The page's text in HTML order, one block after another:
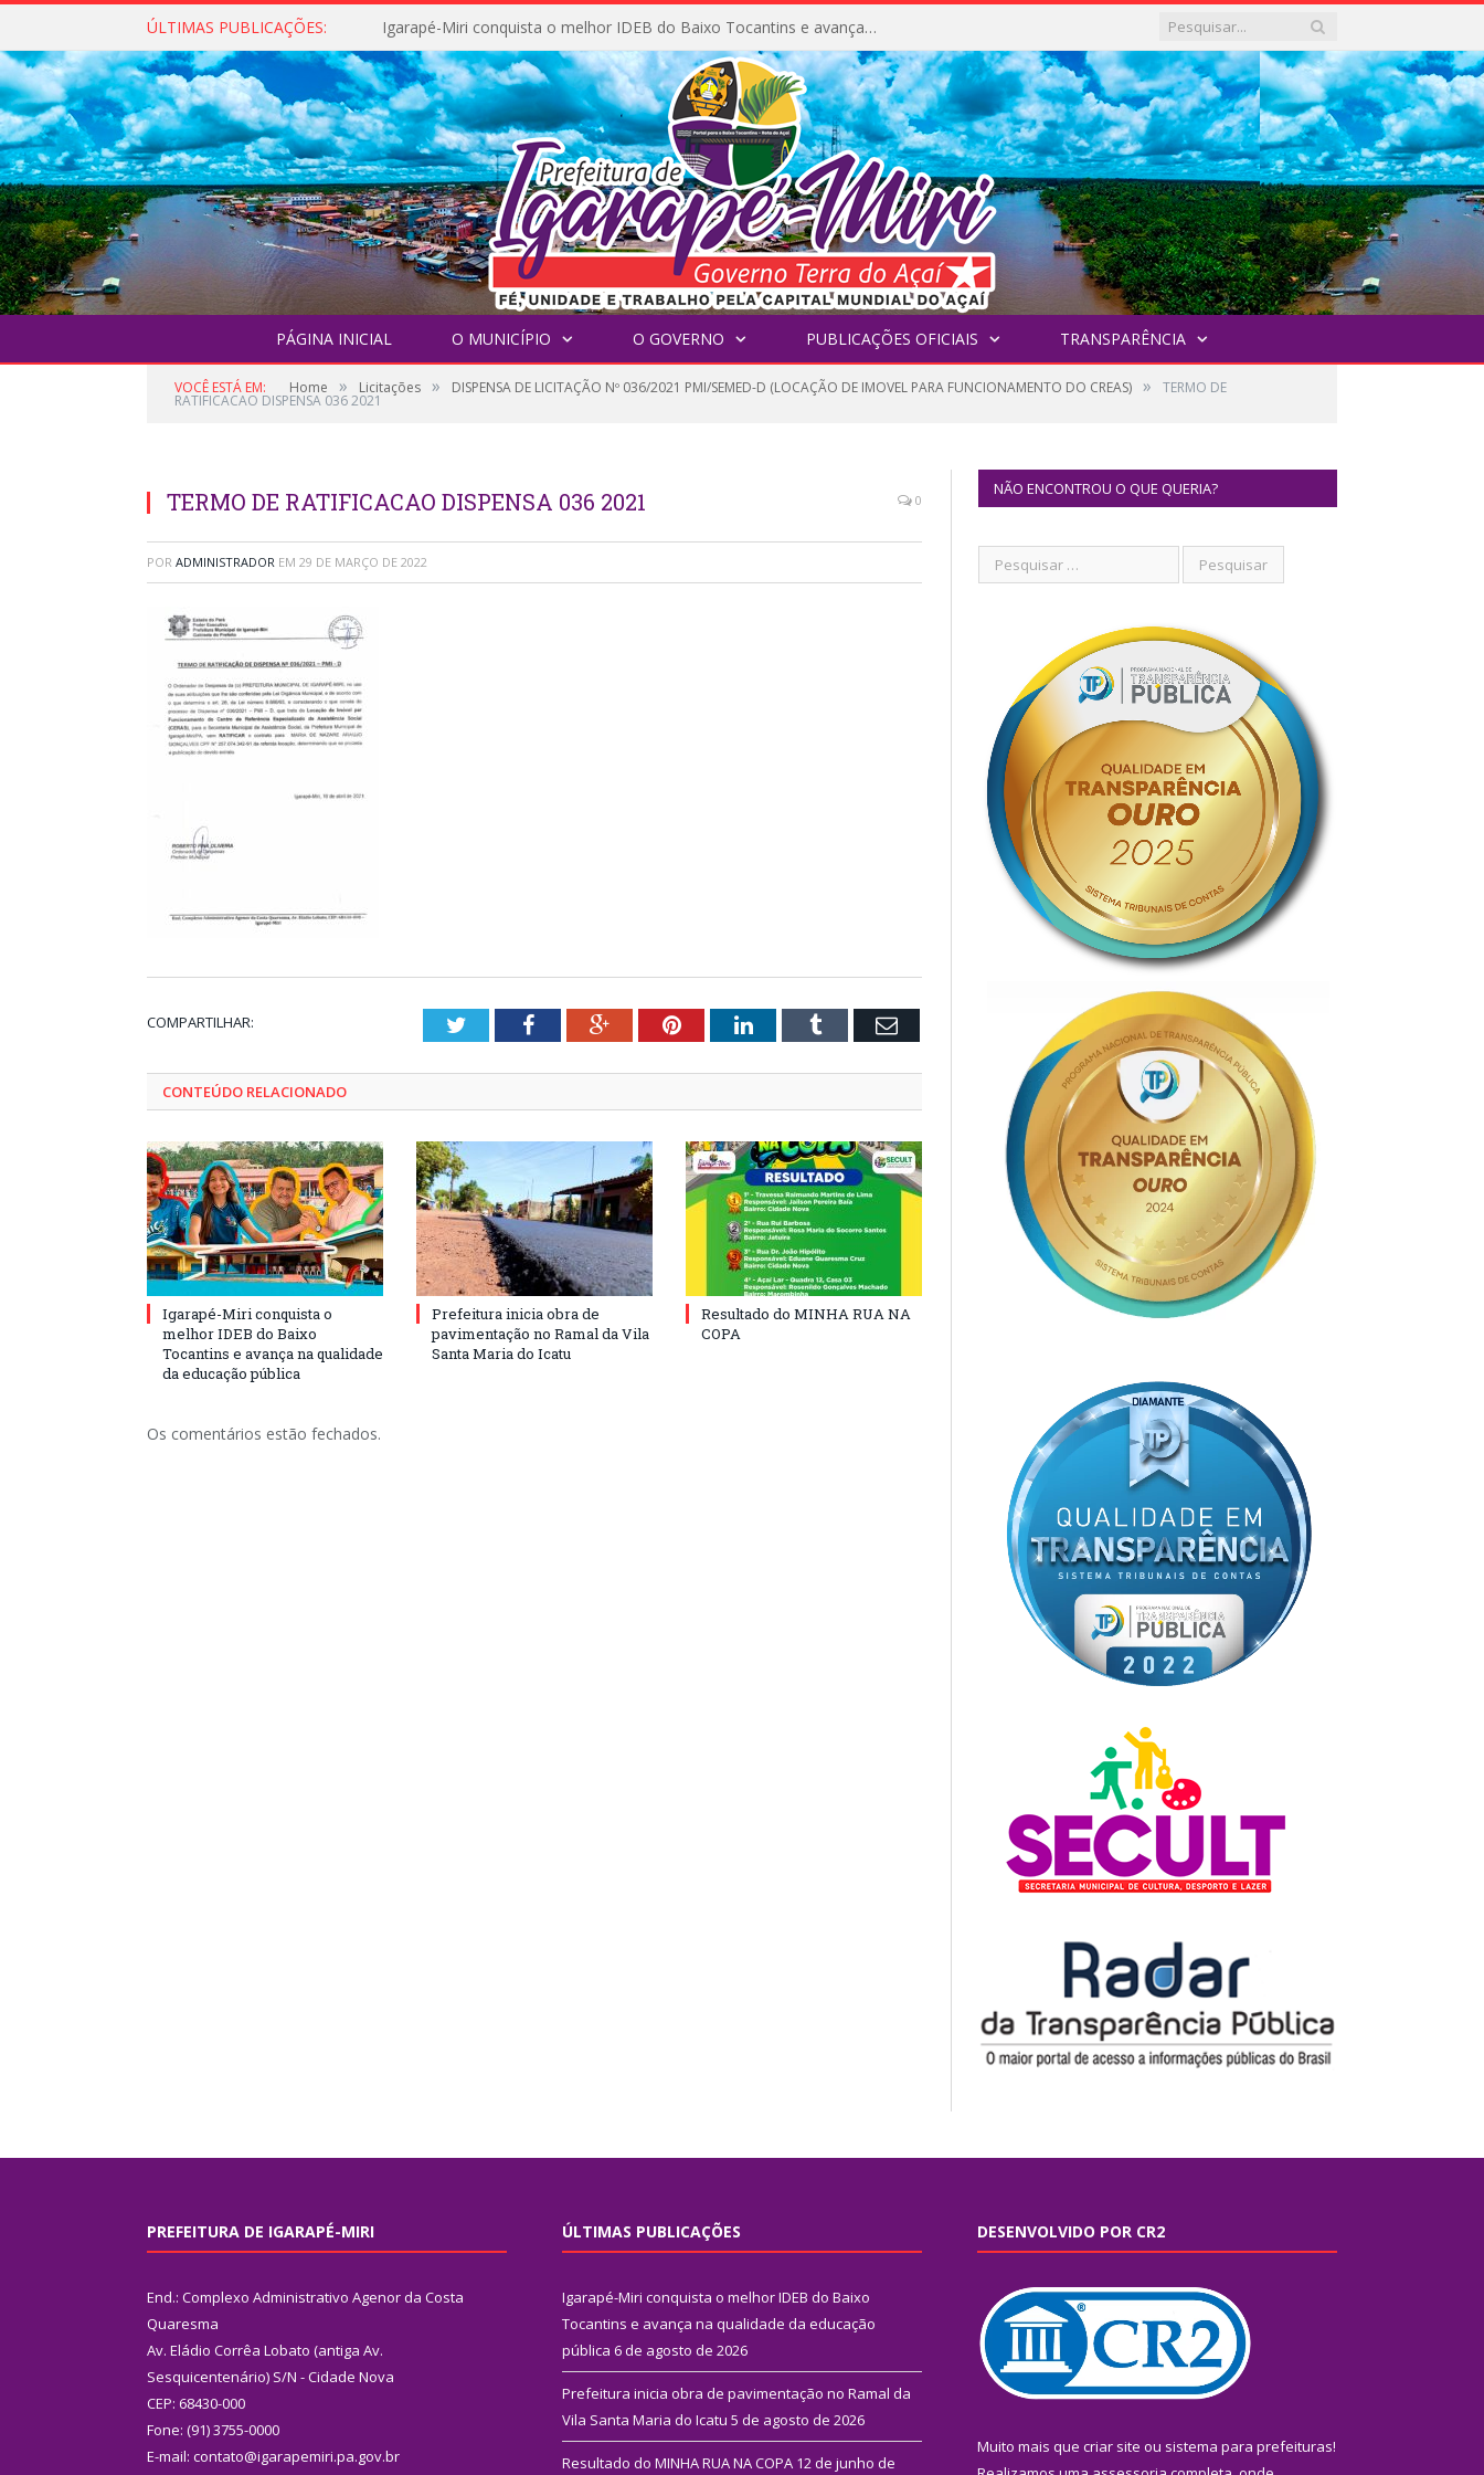
ÚLTIMAS PUBLICAÇÕES: Igarapé-Miri conquista o melhor IDEB do Baixo Tocantins e avança na qualidade da educação pública
PÁGINA INICIAL O MUNICÍPIO O GOVERNO PUBLICAÇÕES OFICIAIS TRANSPARÊNCIA
VOCÊ ESTÁ EM: Home » Licitações » DISPENSA DE LICITAÇÃO Nº 036/2021 PMI/SEMED-D (LOCAÇÃO DE IMOVEL PARA FUNCIONAMENTO DO CREAS) » TERMO DE
RATIFICACAO DISPENSA 036 2021
TERMO DE RATIFICACAO DISPENSA 036 2021 0
POR ADMINISTRADOR EM 29 DE MARÇO DE 2022
COMPARTILHAR: TwitterFacebookGoogle+PinterestLinkedInTumblr Email
CONTEÚDO RELACIONADO
Igarapé-Miri conquista o
melhor IDEB do Baixo
Tocantins e avança na qualidade
da educação pública
Prefeitura inicia obra de
pavimentação no Ramal da Vila
Santa Maria do Icatu
Resultado do MINHA RUA NA
COPA
Os comentários estão fechados.
NÃO ENCONTROU O QUE QUERIA?
PREFEITURA DE IGARAPÉ-MIRI
End.: Complexo Administrativo Agenor da Costa
Quaresma
Av. Eládio Corrêa Lobato (antiga Av.
Sesquicentenário) S/N - Cidade Nova
CEP: 68430-000
Fone: (91) 3755-0000
E-mail: contato@igarapemiri.pa.gov.br
ÚLTIMAS PUBLICAÇÕES
Igarapé-Miri conquista o melhor IDEB do Baixo
Tocantins e avança na qualidade da educação
pública 6 de agosto de 2026
Prefeitura inicia obra de pavimentação no Ramal da
Vila Santa Maria do Icatu 5 de agosto de 2026
Resultado do MINHA RUA NA COPA 12 de junho de
DESENVOLVIDO POR CR2
Muito mais que criar site ou sistema para prefeituras!